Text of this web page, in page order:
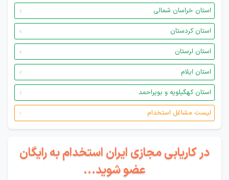
استان خراسان شمالی
استان کردستان
استان لرستان
استان ایلام
استان کهگیلویه و بویراحمد
لیست مشاغل استخدام
در کاریابی مجازی ایران استخدام به رایگان
عضو شوید...